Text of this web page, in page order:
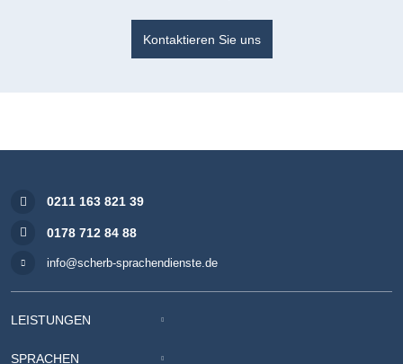
Kontaktieren Sie uns
0211 163 821 39
0178 712 84 88
info@scherb-sprachendienste.de
LEISTUNGEN
SPRACHEN